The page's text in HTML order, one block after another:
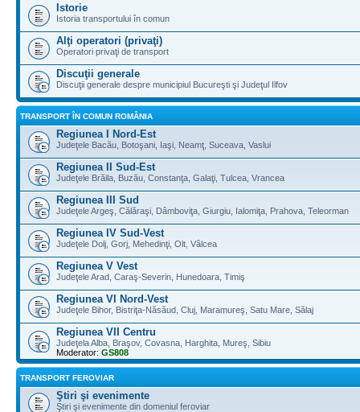
Istorie
Istoria transportului în comun
Alţi operatori (privaţi)
Operatori privaţi de transport
Discuţii generale
Discuţii generale despre municipiul Bucureşti şi Judeţul Ilfov
TRANSPORT ÎN COMUN ROMÂNIA
Regiunea I Nord-Est
Judeţele Bacău, Botoşani, Iaşi, Neamţ, Suceava, Vaslui
Regiunea II Sud-Est
Judeţele Brăila, Buzău, Constanţa, Galaţi, Tulcea, Vrancea
Regiunea III Sud
Judeţele Argeş, Călăraşi, Dâmboviţa, Giurgiu, Ialomiţa, Prahova, Teleorman
Regiunea IV Sud-Vest
Judeţele Dolj, Gorj, Mehedinţi, Olt, Vâlcea
Regiunea V Vest
Judeţele Arad, Caraş-Severin, Hunedoara, Timiş
Regiunea VI Nord-Vest
Judeţele Bihor, Bistriţa-Năsăud, Cluj, Maramureş, Satu Mare, Sălaj
Regiunea VII Centru
Judeţela Alba, Braşov, Covasna, Harghita, Mureş, Sibiu
Moderator: GS808
TRANSPORT FEROVIAR
Ştiri şi evenimente
Ştiri şi evenimente din domeniul feroviar